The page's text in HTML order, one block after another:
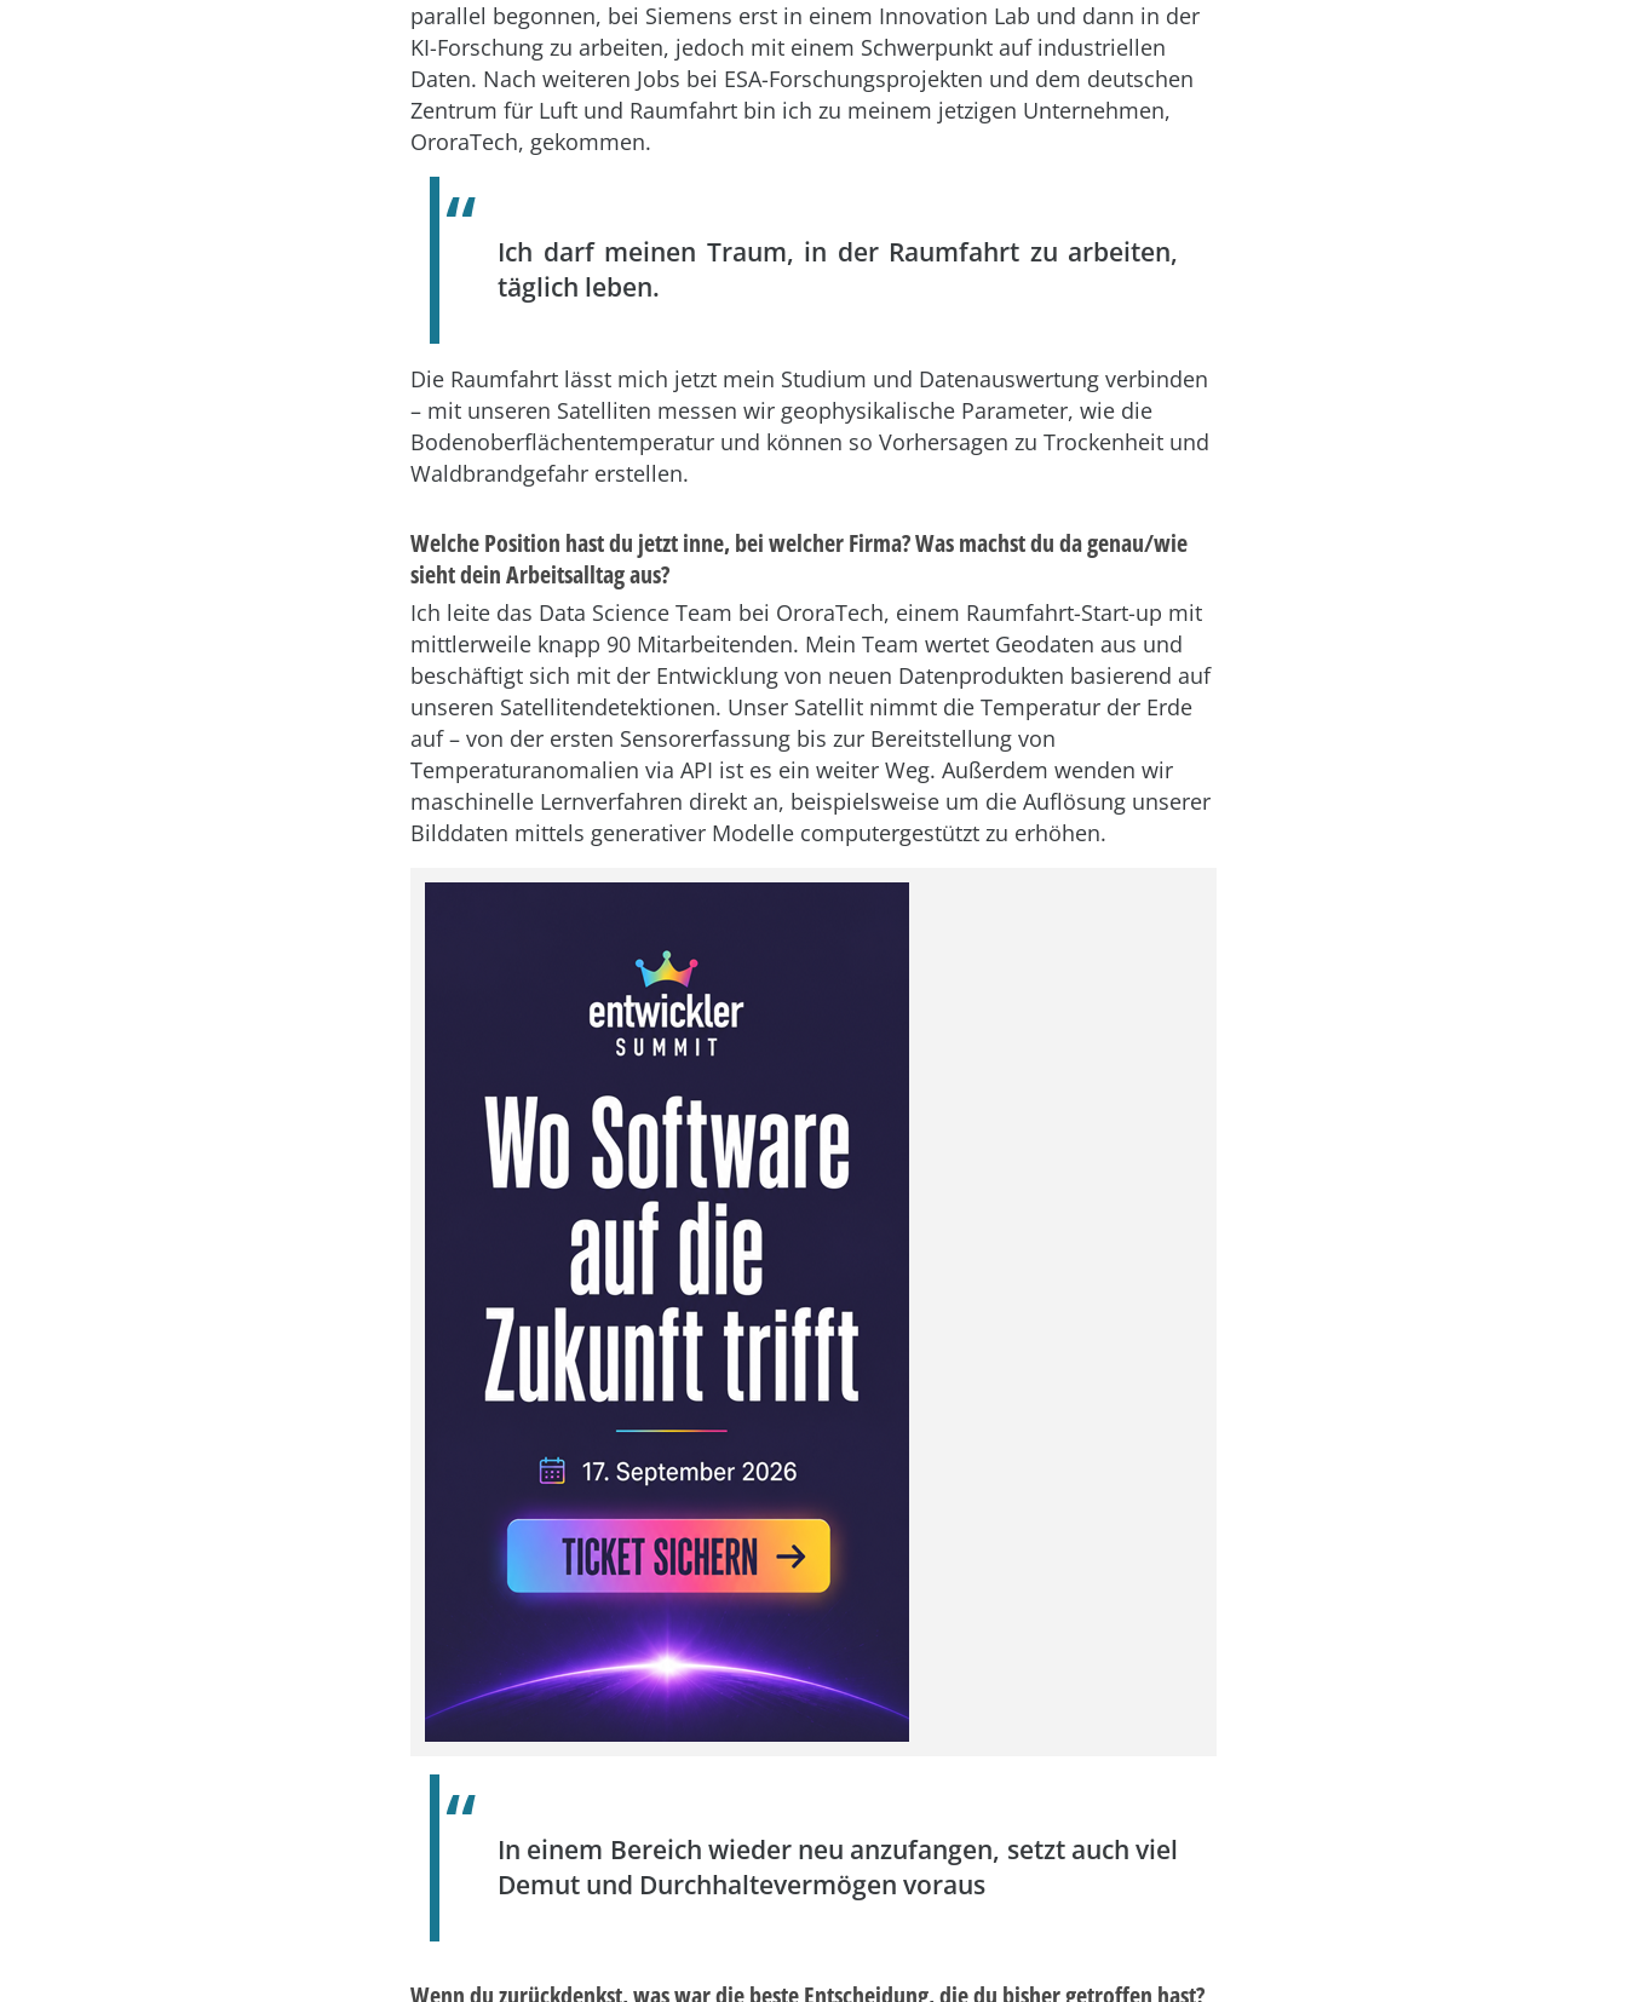
parallel begonnen, bei Siemens erst in einem Innovation Lab und dann in der
KI-Forschung zu arbeiten, jedoch mit einem Schwerpunkt auf industriellen
Daten. Nach weiteren Jobs bei ESA-Forschungsprojekten und dem deutschen
Zentrum für Luft und Raumfahrt bin ich zu meinem jetzigen Unternehmen,
OroraTech, gekommen.
Ich darf meinen Traum, in der Raumfahrt zu arbeiten,
täglich leben.
Die Raumfahrt lässt mich jetzt mein Studium und Datenauswertung verbinden
– mit unseren Satelliten messen wir geophysikalische Parameter, wie die
Bodenoberflächentemperatur und können so Vorhersagen zu Trockenheit und
Waldbrandgefahr erstellen.
Welche Position hast du jetzt inne, bei welcher Firma? Was machst du da genau/wie
sieht dein Arbeitsalltag aus?
Ich leite das Data Science Team bei OroraTech, einem Raumfahrt-Start-up mit
mittlerweile knapp 90 Mitarbeitenden. Mein Team wertet Geodaten aus und
beschäftigt sich mit der Entwicklung von neuen Datenprodukten basierend auf
unseren Satellitendetektionen. Unser Satellit nimmt die Temperatur der Erde
auf – von der ersten Sensorerfassung bis zur Bereitstellung von
Temperaturanomalien via API ist es ein weiter Weg. Außerdem wenden wir
maschinelle Lernverfahren direkt an, beispielsweise um die Auflösung unserer
Bilddaten mittels generativer Modelle computergestützt zu erhöhen.
In einem Bereich wieder neu anzufangen, setzt auch viel
Demut und Durchhaltevermögen voraus
Wenn du zurückdenkst, was war die beste Entscheidung, die du bisher getroffen hast?